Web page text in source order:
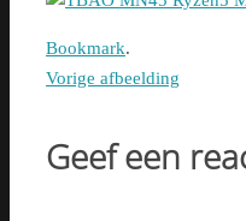
Bookmark.
Vorige afbeelding
Geef een